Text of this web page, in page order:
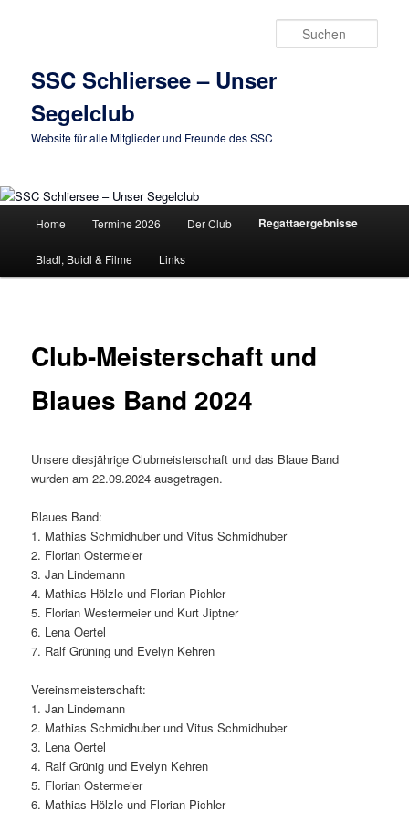
SSC Schliersee – Unser
Segelclub
Website für alle Mitglieder und Freunde des SSC
Home Termine 2026 Der Club Regattaergebnisse
Bladl, Buidl & Filme Links
Club-Meisterschaft und
Blaues Band 2024
Unsere diesjährige Clubmeisterschaft und das Blaue Band
wurden am 22.09.2024 ausgetragen.
Blaues Band:
1. Mathias Schmidhuber und Vitus Schmidhuber
2. Florian Ostermeier
3. Jan Lindemann
4. Mathias Hölzle und Florian Pichler
5. Florian Westermeier und Kurt Jiptner
6. Lena Oertel
7. Ralf Grüning und Evelyn Kehren
Vereinsmeisterschaft:
1. Jan Lindemann
2. Mathias Schmidhuber und Vitus Schmidhuber
3. Lena Oertel
4. Ralf Grünig und Evelyn Kehren
5. Florian Ostermeier
6. Mathias Hölzle und Florian Pichler